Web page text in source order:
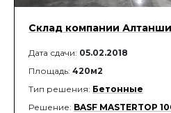
Склад компании
Дата сдачи: 05.02.2018
Площадь: 420м2
Тип решения: Бетонные
Решение: BASF MASTERTOP